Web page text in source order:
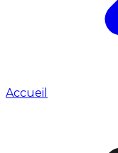
Accueil